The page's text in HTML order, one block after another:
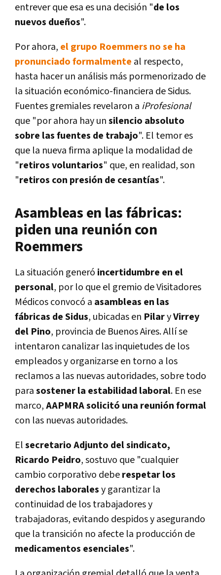
entrever que esa es una decisión "de los
nuevos dueños".
Por ahora, el grupo Roemmers no se ha
pronunciado formalmente al respecto,
hasta hacer un análisis más pormenorizado de
la situación económico-financiera de Sidus.
Fuentes gremiales revelaron a iProfesional
que "por ahora hay unsilencio absoluto
sobre las fuentes de trabajo". El temor es
que la nueva firma aplique la modalidad de
"retiros voluntarios" que, en realidad, son
"retiros con presión de cesantías".
Asambleas en las fábricas:
piden una reunión con
Roemmers
La situación generó incertidumbre en el
personal, por lo que el gremio de Visitadores
Médicos convocó a asambleas en las
fábricas de Sidus, ubicadas en PilaryVirrey
del Pino, provincia de Buenos Aires. Allí se
intentaron canalizar las inquietudes de los
empleados y organizarse en torno a los
reclamos a las nuevas autoridades, sobre todo
parasostener la estabilidad laboral. En ese
marco,AAPMRA solicitó una reunión formal
con las nuevas autoridades.
Elsecretario Adjunto del sindicato,
Ricardo Peidro, sostuvo que "cualquier
cambio corporativo deberespetar los
derechos laboralesy garantizar la
continuidad de los trabajadores y
trabajadoras, evitando despidos y asegurando
que la transición no afecte la producción de
medicamentos esenciales".